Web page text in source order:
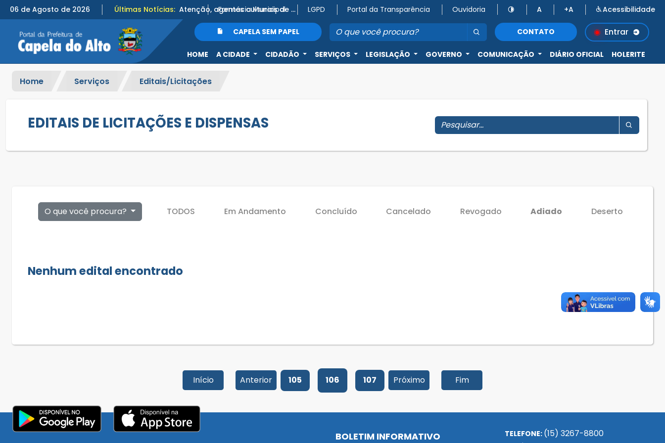
06 de Agosto de 2026 Últimas Notícias: Atenção, agentes culturais de Capela do Alto! 🎭
Farmácia Municipal LGPD Portal da Transparência Ouvidoria A +A Acessibilidade
CAPELA SEM PAPEL CONTATO Entrar
HOME A CIDADE CIDADÃO SERVIÇOS LEGISLAÇÃO GOVERNO COMUNICAÇÃO DIÁRIO OFICIAL HOLERITE
Home Serviços Editais/Licitações
EDITAIS DE LICITAÇÕES E DISPENSAS
O que você procura? TODOS Em Andamento Concluído Cancelado Revogado Adiado Deserto
Nenhum edital encontrado
Início Anterior 105 106 107 Próximo Fim
BOLETIM INFORMATIVO TELEFONE: (15) 3267-8800